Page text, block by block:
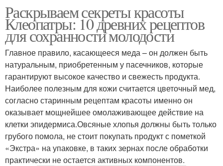
Раскрываем секреты красоты
Клеопатры: 10 древних рецептов
для сохранности молодости
Главное правило, касающееся меда – он должен быть
натуральным, приобретенным у пасечников, которые
гарантируют высокое качество и свежесть продукта.
Наиболее полезным для кожи считается цветочный мед,
согласно старинным рецептам красоты именно он
оказывает мощнейшее омолаживающее действие на
клетки эпидермиса.Овсяные хлопья должны быть только
грубого помола, не стоит покупать продукт с пометкой
«Экстра» на упаковке, в таких зернах после обработки
практически не остается активных компонентов.